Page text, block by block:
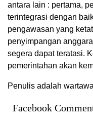
antara lain : pertama,
terintegrasi dengan
pengawasan yang
penyimpangan
segera dapat teratasi.
pemerintahan akan
Penulis adalah
Facebook